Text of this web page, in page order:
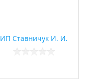
ИП Ставничук И. И.